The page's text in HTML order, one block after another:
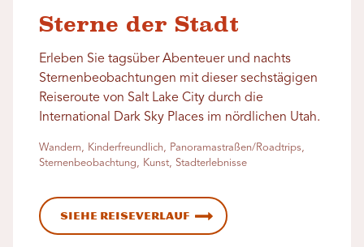
Sterne der Stadt
Erleben Sie tagsüber Abenteuer und nachts
Sternenbeobachtungen mit dieser sechstägigen
Reiseroute von Salt Lake City durch die
International Dark Sky Places im nördlichen Utah.
Wandern, Kinderfreundlich, Panoramastraßen/Roadtrips,
Sternenbeobachtung, Kunst, Stadterlebnisse
Siehe Reiseverlauf